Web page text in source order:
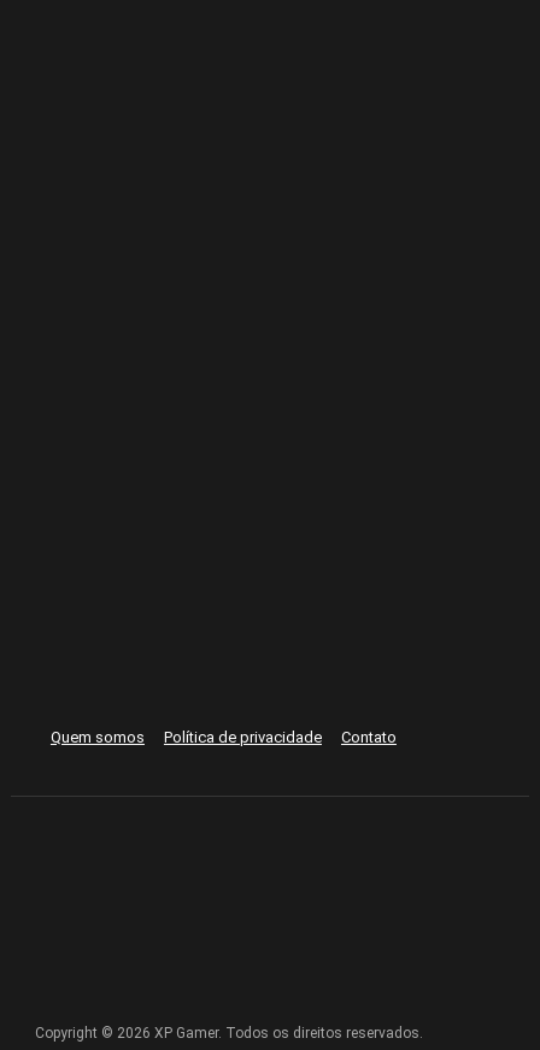
Quem somos Política de privacidade Contato
Copyright © 2026 XP Gamer. Todos os direitos reservados.